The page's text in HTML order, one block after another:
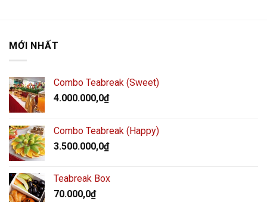
MỚI NHẤT
Combo Teabreak (Sweet)
4.000.000,0₫
Combo Teabreak (Happy)
3.500.000,0₫
Teabreak Box
70.000,0₫